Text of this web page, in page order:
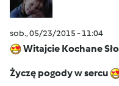
sob., 05/23/2015 - 11:04
Witajcie Kochane
Życzę pogody w sercu